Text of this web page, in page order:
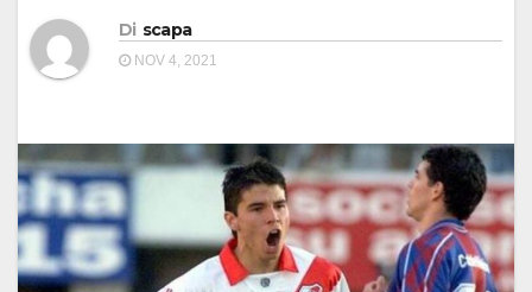
Di scapa
NOV 4, 2021